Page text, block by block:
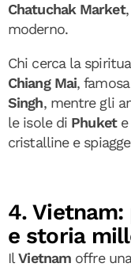
Chatuchak Market
moderno.
Chi cerca la
Chiang Mai,
Singh, mentre gli
le isole di Phukete
cristalline e
4. Vietnam:
e storia
IlVietnam offre